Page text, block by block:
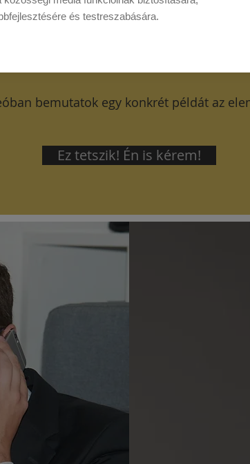
és testreszabására.
bemutatok egy konkrét példát az
Ez tetszik! Én is kérem!